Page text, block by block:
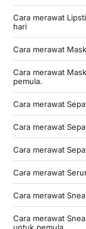
Cara merawat
hari
Cara merawat
Cara merawat
pemula.
Cara merawat
Cara merawat
Cara merawat
Cara merawat
Cara merawat
Cara merawat
untuk pemula.